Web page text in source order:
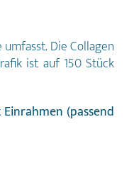
Die Collagen
ist auf 150 Stück
(passend